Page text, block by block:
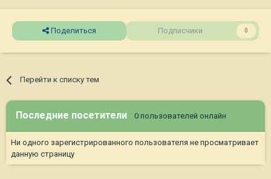
Поделиться Подписчики 0
Перейти к списку тем
Последние посетители 0 пользователей онлайн
Ни одного зарегистрированного пользователя не просматривает
данную страницу